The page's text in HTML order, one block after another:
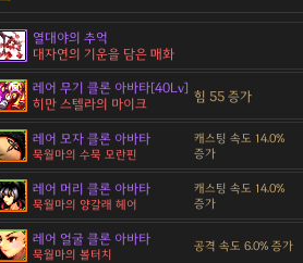
열대야의 추억
대자연의 기운을 담은 매화
레어 무기 클론 아바타[40Lv]
히만 스텔라의 마이크
힘 55 증가
레어 모자 클론 아바타
묵월마의 수묵 모란핀
캐스팅 속도 14.0%
증가
레어 머리 클론 아바타
묵월마의 양갈래 헤어
캐스팅 속도 14.0%
증가
레어 얼굴 클론 아바타
묵월마의 볼터치
공격 속도 6.0% 증가